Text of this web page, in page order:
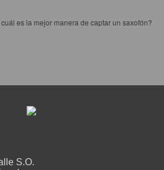
es la mejor manera de captar un saxofón?
S.O.